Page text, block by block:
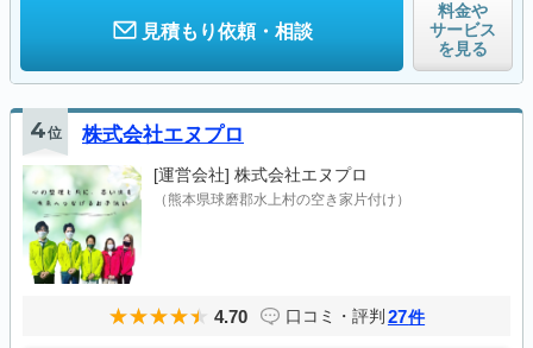
見積もり依頼・相談
料金や
サービス
を見る
4位 株式会社エヌプロ
[運営会社] 株式会社エヌプロ
（熊本県球磨郡水上村の空き家片付け）
4.70 口コミ・評判 27件